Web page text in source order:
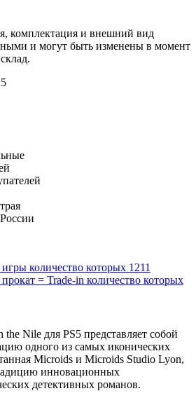
комплектация и внешний вид
и могут быть изменены в момент
игры количество которых 1211
= Trade-in количество которых
Nile для PS5 представляет собой
одного из самых иконических
Microids и Microids Studio Lyon,
инновационных
детективных романов.